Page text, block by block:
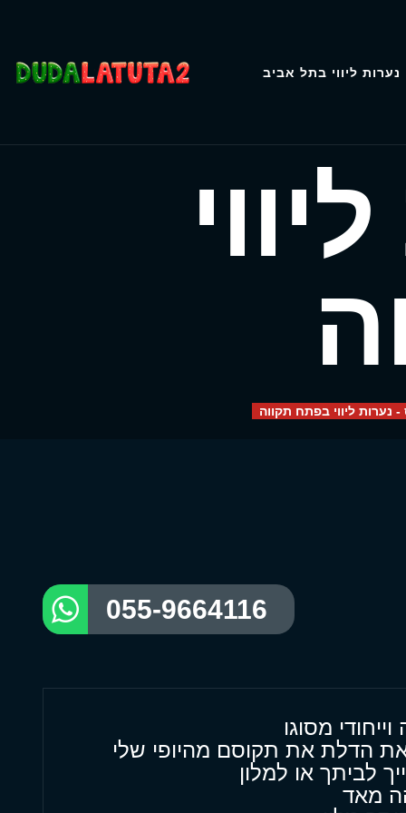
נערות ליווי בתל אביב
- נערות ליווי בפתח תקווה
055-9664116
מסוגו
הדלת את תקוסם מהיופי שלי
לביתך או למלון
מאד